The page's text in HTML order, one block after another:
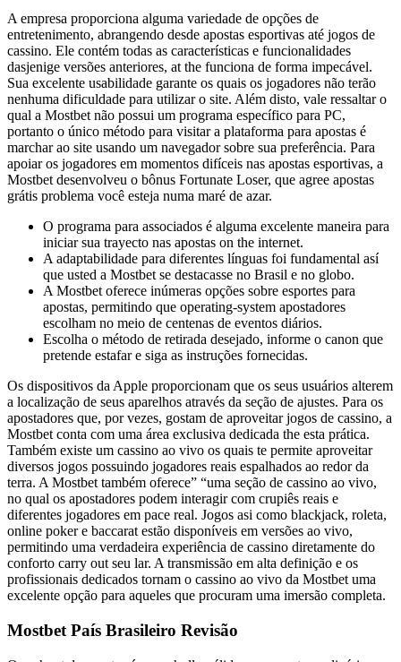
A empresa proporciona alguma variedade de opções de
entretenimento, abrangendo desde apostas esportivas até jogos de
cassino. Ele contém todas as características e funcionalidades
dasjenige versões anteriores, at the funciona de forma impecável.
Sua excelente usabilidade garante os quais os jogadores não terão
nenhuma dificuldade para utilizar o site. Além disto, vale ressaltar o
qual a Mostbet não possui um programa específico para PC,
portanto o único método para visitar a plataforma para apostas é
marchar ao site usando um navegador sobre sua preferência. Para
apoiar os jogadores em momentos difíceis nas apostas esportivas, a
Mostbet desenvolveu o bônus Fortunate Loser, que agree apostas
grátis problema você esteja numa maré de azar.
O programa para associados é alguma excelente maneira para
iniciar sua trayecto nas apostas on the internet.
A adaptabilidade para diferentes línguas foi fundamental así
que usted a Mostbet se destacasse no Brasil e no globo.
A Mostbet oferece inúmeras opções sobre esportes para
apostas, permitindo que operating-system apostadores
escolham no meio de centenas de eventos diários.
Escolha o método de retirada desejado, informe o canon que
pretende estafar e siga as instruções fornecidas.
Os dispositivos da Apple proporcionam que os seus usuários alterem
a localização de seus aparelhos através da seção de ajustes. Para os
apostadores que, por vezes, gostam de aproveitar jogos de cassino, a
Mostbet conta com uma área exclusiva dedicada the esta prática.
Também existe um cassino ao vivo os quais te permite aproveitar
diversos jogos possuindo jogadores reais espalhados ao redor da
terra. A Mostbet também oferece” “uma seção de cassino ao vivo,
no qual os apostadores podem interagir com crupiês reais e
diferentes jogadores em pace real. Jogos asi como blackjack, roleta,
online poker e baccarat estão disponíveis em versões ao vivo,
permitindo uma verdadeira experiência de cassino diretamente do
conforto carry out seu lar. A transmissão em alta definição e os
profissionais dedicados tornam o cassino ao vivo da Mostbet uma
excelente opção para aqueles que procuram uma imersão completa.
Mostbet País Brasileiro Revisão